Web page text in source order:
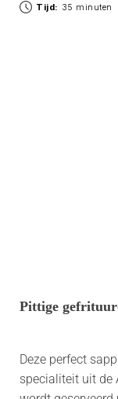
Tijd: 35 minuten
Pittige
Deze perfect
specialiteit uit de